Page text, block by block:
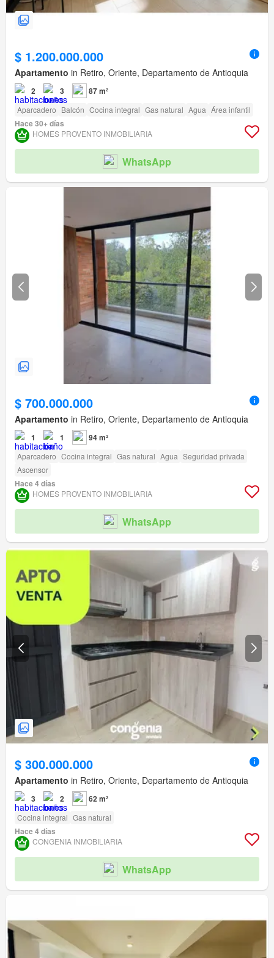
$ 1.200.000.000
Apartamento in Retiro, Oriente, Departamento de Antioquia
2 3 87 m²
Aparcadero Balcón Cocina integral Gas natural Agua Área infantil
Hace 30+ días
HOMES PROVENTO INMOBILIARIA
WhatsApp
$ 700.000.000
Apartamento in Retiro, Oriente, Departamento de Antioquia
1 1 94 m²
Aparcadero Cocina integral Gas natural Agua Seguridad privada
Ascensor
Hace 4 días
HOMES PROVENTO INMOBILIARIA
WhatsApp
$ 300.000.000
Apartamento in Retiro, Oriente, Departamento de Antioquia
3 2 62 m²
Cocina integral Gas natural
Hace 4 días
CONGENIA INMOBILIARIA
WhatsApp